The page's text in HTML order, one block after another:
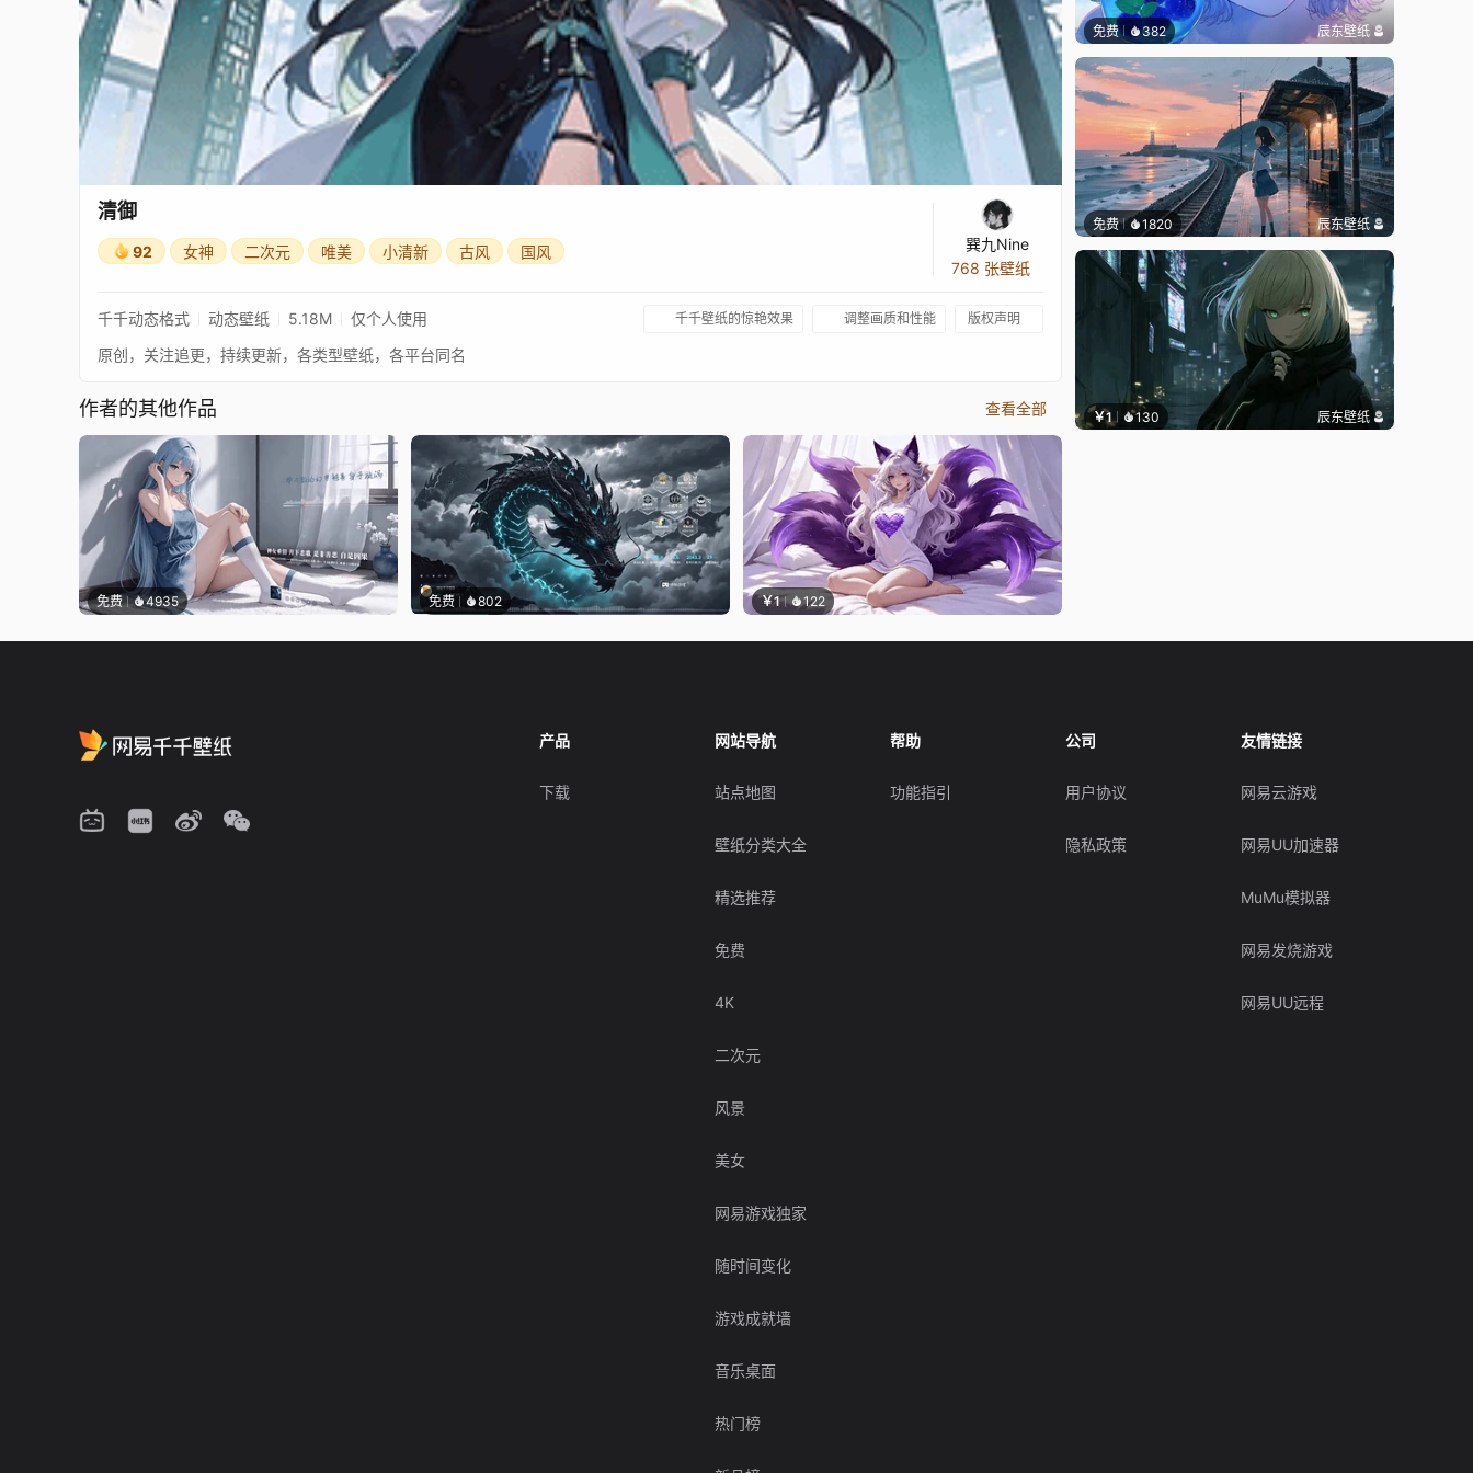
清御
92 女神 二次元 唯美 小清新 古风 国风
巽九Nine
768 张壁纸
千千动态格式 动态壁纸 5.18M 仅个人使用 千千壁纸的惊艳效果 调整画质和性能 版权声明
原创，关注追更，持续更新，各类型壁纸，各平台同名
作者的其他作品 查看全部
免费 4935 免费 802 ￥1 122
免费 382 辰东壁纸
免费 1820 辰东壁纸
￥1 130 辰东壁纸
产品
下载
网站导航
站点地图
壁纸分类大全
精选推荐
免费
4K
二次元
风景
美女
网易游戏独家
随时间变化
游戏成就墙
音乐桌面
热门榜
帮助
功能指引
公司
用户协议
隐私政策
友情链接
网易云游戏
网易UU加速器
MuMu模拟器
网易发烧游戏
网易UU远程